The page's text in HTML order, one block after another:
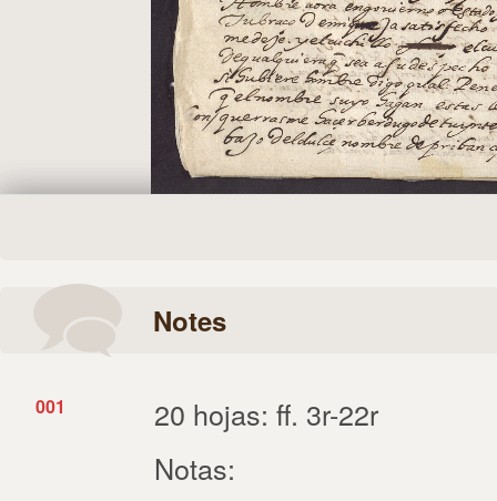
Notes
001
20 hojas: ff. 3r-22r
Notas: